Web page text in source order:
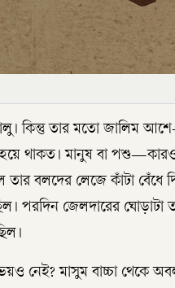
কিন্তু তার মতো জালিম
হয়ে থাকত। মানুষ বা
তার বলদের লেজে কাঁটা বেঁধে
পরদিন জেলদারের ঘোড়াটা
নেই? মাসুম বাচ্চা থেকে